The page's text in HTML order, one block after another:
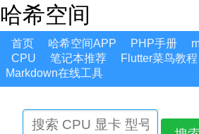
哈希空间
首页 哈希空间APP PHP手册
CPU
笔记本推荐 Flutter菜鸟教程
Markdown在线工具